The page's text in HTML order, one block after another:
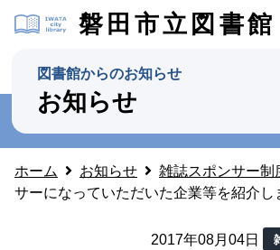
磐田市立図書館
図書館からのお知らせ
お知らせ
ホーム お知らせ 雑誌スポンサー制
サーになっていただいた企業等を紹介し
2017年08月04日